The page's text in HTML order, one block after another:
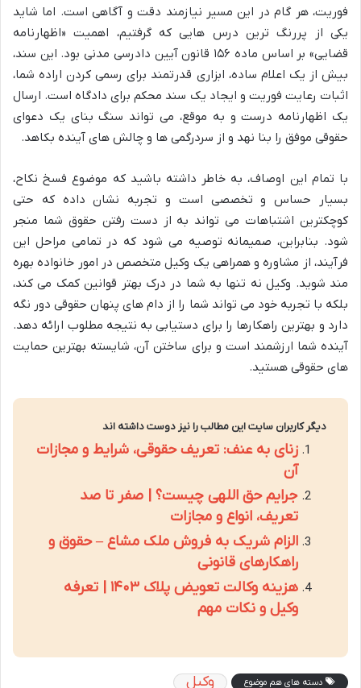
فوریت، هر گام در این مسیر نیازمند دقت و آگاهی است. اما شاید
یکی از پررنگ ترین درس هایی که گرفتیم، اهمیت «اظهارنامه
قضایی» بر اساس ماده ۱۵۶ قانون آیین دادرسی مدنی بود. این سند،
بیش از یک اعلام ساده، ابزاری قدرتمند برای رسمی کردن اراده شما،
اثبات رعایت فوریت و ایجاد یک سند محکم برای دادگاه است. ارسال
یک اظهارنامه درست و به موقع، می تواند سنگ بنای یک دعوای
حقوقی موفق را بنا نهد و از سردرگمی ها و چالش های آینده بکاهد.
با تمام این اوصاف، به خاطر داشته باشید که موضوع فسخ نکاح،
بسیار حساس و تخصصی است و تجربه نشان داده که حتی
کوچکترین اشتباهات می تواند به از دست رفتن حقوق شما منجر
شود. بنابراین، صمیمانه توصیه می شود که در تمامی مراحل این
فرآیند، از مشاوره و همراهی یک وکیل متخصص در امور خانواده بهره
مند شوید. وکیل نه تنها به شما در درک بهتر قوانین کمک می کند،
بلکه با تجربه خود می تواند شما را از دام های پنهان حقوقی دور نگه
دارد و بهترین راهکارها را برای دستیابی به نتیجه مطلوب ارائه دهد.
آینده شما ارزشمند است و برای ساختن آن، شایسته بهترین حمایت
های حقوقی هستید.
دیگر کاربران سایت این مطالب را نیز دوست داشته اند
زنای به عنف: تعریف حقوقی، شرایط و مجازات
آن
جرایم حق اللهی چیست؟ | صفر تا صد
تعریف، انواع و مجازات
الزام شریک به فروش ملک مشاع – حقوق و
راهکارهای قانونی
هزینه وکالت تعویض پلاک ۱۴۰۳ | تعرفه
وکیل و نکات مهم
دسته های هم موضوع وکیل